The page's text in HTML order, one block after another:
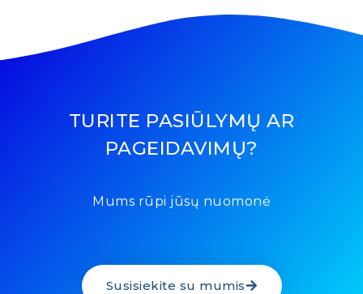
TURITE PASIŪLYMŲ AR
PAGEIDAVIMŲ?
Mums rūpi jūsų nuomonė
Susisiekite su mumis